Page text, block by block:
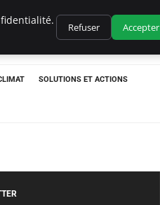
SOLUTIONS ET ACTIONS
Refuser Accepter